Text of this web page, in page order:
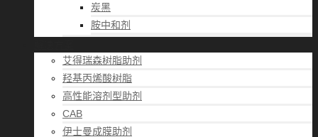
炭黑
胺中和剂
艾得瑞森树脂助剂
羟基丙烯酸树脂
高性能溶剂型助剂
CAB
伊士曼成膜助剂